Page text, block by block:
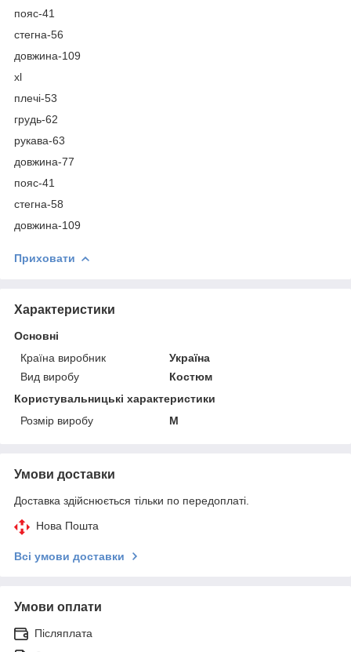
пояс-41
стегна-56
довжина-109
xl
плечі-53
грудь-62
рукава-63
довжина-77
пояс-41
стегна-58
довжина-109
Приховати
Характеристики
Основні
Країна виробник
Україна
Вид виробу
Костюм
Користувальницькі характеристики
Розмір виробу
M
Умови доставки
Доставка здійснюється тільки по передоплаті.
Нова Пошта
Всі умови доставки
Умови оплати
Післяплата